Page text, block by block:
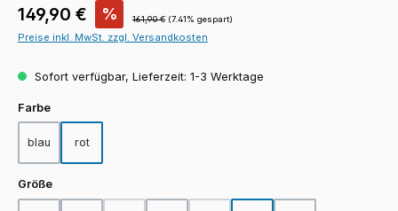
Verkaufspreis:
149,90 € % Regulärer Preis:
161,90 € (7.41% gespart)
Preise inkl. MwSt. zzgl. Versandkosten
Sofort verfügbar, Lieferzeit: 1-3 Werktage
Farbeauswählen
blau rot
Größeauswählen